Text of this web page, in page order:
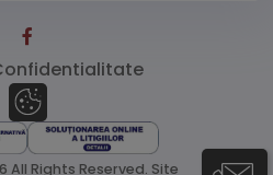
All Rights Reserved. Site